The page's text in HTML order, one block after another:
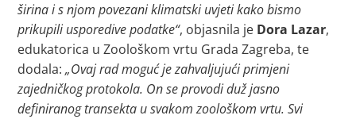
širina i s njom povezani klimatski uvjeti kako bismo
prikupili usporedive podatke“, objasnila je Dora Lazar,
edukatorica u Zoološkom vrtu Grada Zagreba, te
dodala:„Ovaj rad moguć je zahvaljujući primjeni
zajedničkog protokola. On se provodi duž jasno
definiranog transekta u svakom zoološkom vrtu. Svi